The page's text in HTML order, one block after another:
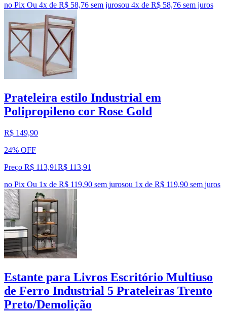
no Pix Ou 4x de R$ 58,76 sem jurosou 4x de R$ 58,76 sem juros
Prateleira estilo Industrial em
Polipropileno cor Rose Gold
R$ 149,90
24% OFF
Preço R$ 113,91R$ 113,91
no Pix Ou 1x de R$ 119,90 sem jurosou 1x de R$ 119,90 sem juros
Estante para Livros Escritório Multiuso
de Ferro Industrial 5 Prateleiras Trento
Preto/Demolição